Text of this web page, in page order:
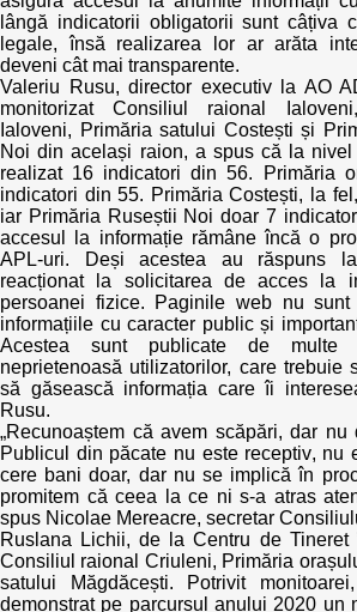
lângă indicatorii obligatorii sunt câțiva
legale, însă realizarea lor ar arăta
deveni cât mai transparente.
Valeriu Rusu, director executiv la AO
monitorizat Consiliul raional
Ialoveni, Primăria satului Costești și
Noi din același raion, a spus că la
realizat 16 indicatori din 56. Primăria
indicatori din 55. Primăria Costești, la
iar Primăria Ruseștii Noi doar 7
accesul la informație rămâne încă o
APL-uri. Deși acestea au răspuns
reacționat la solicitarea de acces la
persoanei fizice. Paginile web nu sunt
informațiile cu caracter public și
Acestea sunt publicate de multe
neprietenoasă utilizatorilor, care trebuie
să găsească informația care îi
Rusu.
„Recunoaștem că avem scăpări, dar
Publicul din păcate nu este receptiv, nu
cere bani doar, dar nu se implică în
promitem că ceea la ce ni s-a atras
spus Nicolae Mereacre, secretar
Ruslana Lichii, de la Centru de Tineret
Consiliul raional Criuleni, Primăria
satului Măgdăcești. Potrivit
demonstrat pe parcursul anului 2020 un